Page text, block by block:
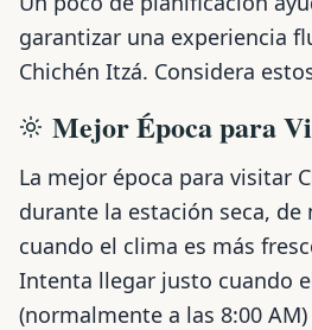
garantizar una experiencia
Chichén Itzá. Considera
Mejor Época para
La mejor época para visitar
durante la estación seca,
cuando el clima es más
Intenta llegar justo cuando
(normalmente a las 8:00